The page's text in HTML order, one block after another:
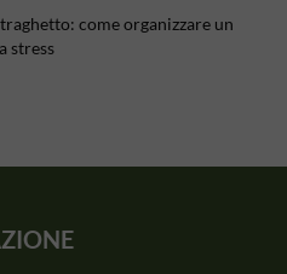
come organizzare un
stress